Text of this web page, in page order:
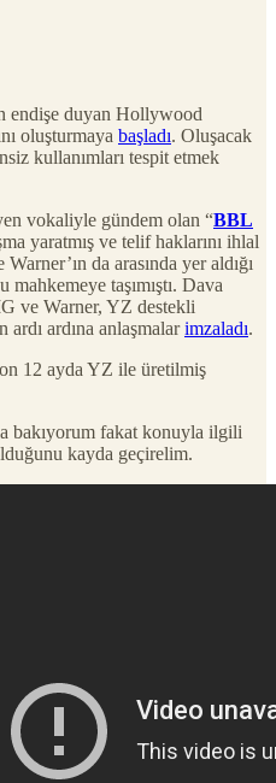
endişe duyan Hollywood
oluşturmaya başladı. Oluşacak
kullanımları tespit etmek
vokaliyle gündem olan “BBL
yaratmış ve telif haklarını ihlal
da arasında yer aldığı
taşımıştı. Dava
ve Warner, YZ destekli
ardı ardına anlaşmalarimzaladı.
12 ayda YZ ile üretilmiş
bakıyorum fakat konuyla ilgili
kayda geçirelim.